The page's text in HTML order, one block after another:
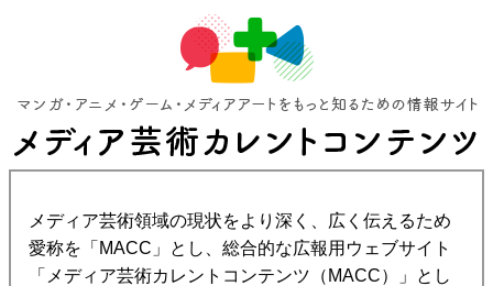
メディア芸術領域の現状をより深く、広く伝えるため
愛称を「MACC」とし、総合的な広報用ウェブサイト
「メディア芸術カレントコンテンツ（MACC）」とし